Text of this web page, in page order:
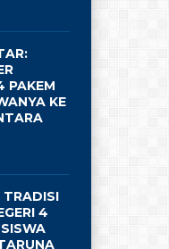
PAKEM
KE
TRADISI
4